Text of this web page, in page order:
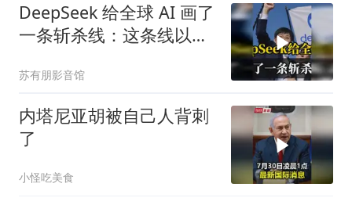
DeepSeek 给全球 AI 画了
一条斩杀线：这条线以下
苏有朋影音馆
内塔尼亚胡被自己人背刺
了
小怪吃美食